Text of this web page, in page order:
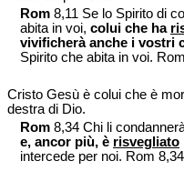
Rom 8,11 Se lo Spirito di
abita in voi, colui che ha
vivificherà anche i vostri
Spirito che abita in voi.
Cristo Gesù è colui che è
destra di Dio.
Rom 8,34 Chi li
e, ancor più, è risvegliato
intercede per noi. Rom